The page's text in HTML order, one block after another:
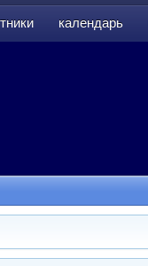
календарь